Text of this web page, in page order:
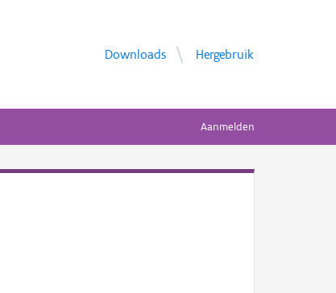
Downloads Hergebruik
Aanmelden